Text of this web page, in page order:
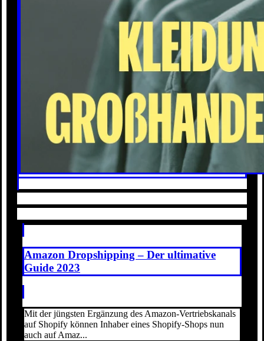
Amazon Dropshipping – Der ultimative
Guide 2023
Mit der jüngsten Ergänzung des Amazon-Vertriebskanals
auf Shopify können Inhaber eines Shopify-Shops nun
auch auf Amaz...